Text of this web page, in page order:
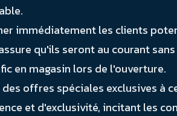
immédiatement les clients
qu'ils seront au courant
en magasin lors de l'ouverture.
des offres spéciales exclusives
et d'exclusivité, incitant les